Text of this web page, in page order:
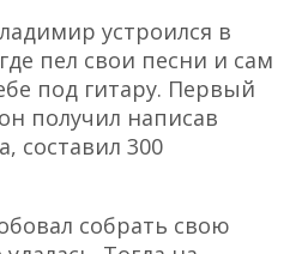
устроился в
пел свои песни и сам
под гитару. Первый
получил написав
составил 300
собрать свою